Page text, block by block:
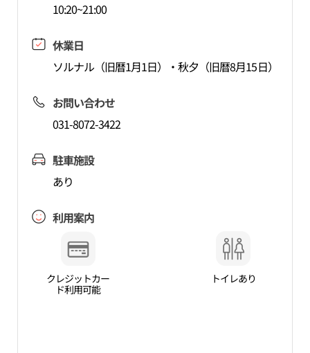
10:20~21:00
休業日
ソルナル（旧暦1月1日）・秋夕（旧暦8月15日）
お問い合わせ
031-8072-3422
駐車施設
あり
利用案内
クレジットカー
ド利用可能
トイレあり